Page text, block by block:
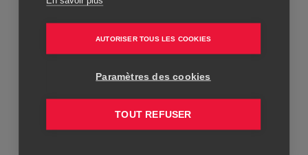
AUTORISER TOUS LES COOKIES
Paramètres des cookies
TOUT REFUSER